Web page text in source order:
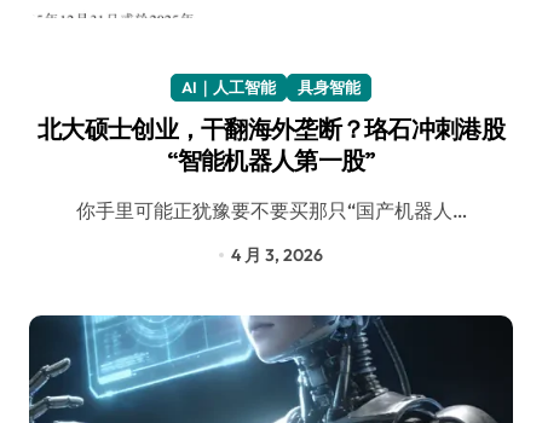
AI｜人工智能 具身智能
北大硕士创业，干翻海外垄断？珞石冲刺港股
“智能机器人第一股”
你手里可能正犹豫要不要买那只“国产机器人…
4 月 3, 2026